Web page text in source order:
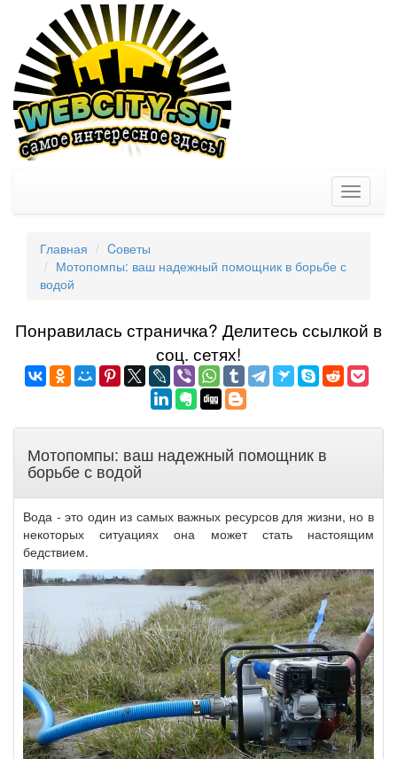
Toggle
Главная
Cоветы
Мотопомпы: ваш надежный помощник в борьбе с
водой
Понравилась страничка? Делитеcь ссылкой в
соц. сетях!
Мотопомпы: ваш надежный помощник в
борьбе с водой
Вода - это один из самых важных ресурсов для жизни, но в
некоторых ситуациях она может стать настоящим
бедствием.